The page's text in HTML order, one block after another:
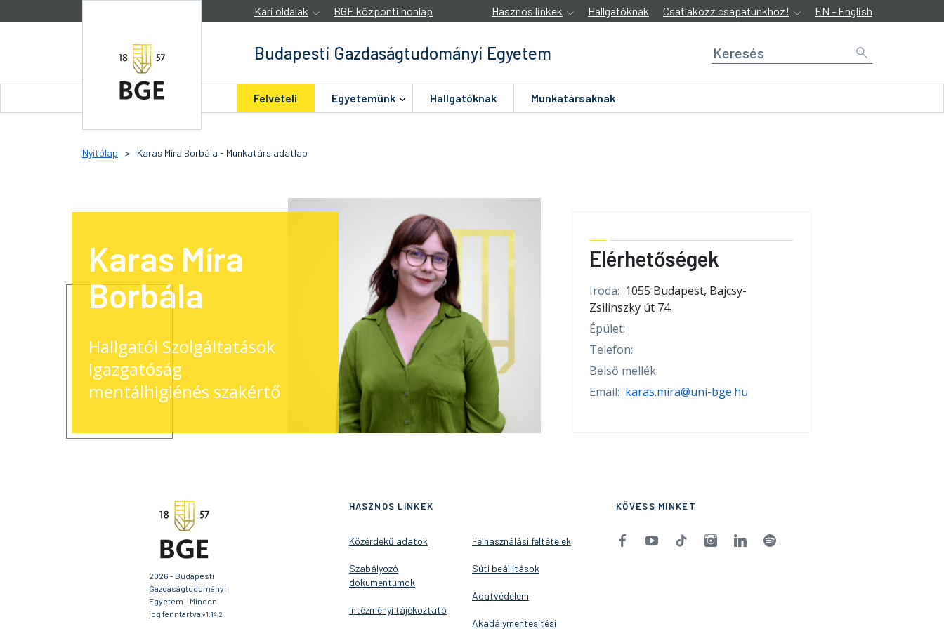
Kari oldalak BGE központi honlap Hasznos linkek Hallgatóknak Csatlakozz csapatunkhoz! EN - English
Budapesti Gazdaságtudományi Egyetem
Felvételi Egyetemünk Hallgatóknak Munkatársaknak
Nyitólap > Karas Míra Borbála - Munkatárs adatlap
Karas Míra
Borbála
Hallgatói Szolgáltatások
Igazgatóság
mentálhigiénés szakértő
Elérhetőségek
Iroda: 1055 Budapest, Bajcsy-
Zsilinszky út 74.
Épület:
Telefon:
Belső mellék:
Email: karas.mira@uni-bge.hu
2026 - Budapesti
Gazdaságtudományi
Egyetem - Minden
jog fenntartva v1.14.2
HASZNOS LINKEK
Közérdekű adatok
Szabályozó
dokumentumok
Intézményi tájékoztató
Felhasználási feltételek
Süti beállítások
Adatvédelem
Akadálymentesítési
KÖVESS MINKET